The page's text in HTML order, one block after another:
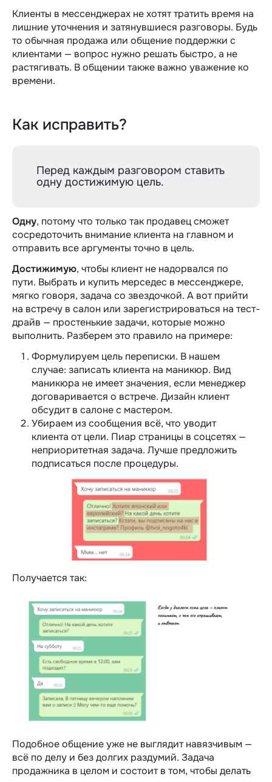
Клиенты в мессенджерах не хотят тратить время на
лишние уточнения и затянувшиеся разговоры. Будь
то обычная продажа или общение поддержки с
клиентами — вопрос нужно решать быстро, а не
растягивать. В общении также важно уважение ко
времени.
Как исправить?
Перед каждым разговором ставить
одну достижимую цель.
Одну, потому что только так продавец сможет
сосредоточить внимание клиента на главном и
отправить все аргументы точно в цель.
Достижимую, чтобы клиент не надорвался по
пути. Выбрать и купить мерседес в мессенджере,
мягко говоря, задача со звездочкой. А вот прийти
на встречу в салон или зарегистрироваться на тест-
драйв — простенькие задачи, которые можно
выполнить. Разберем это правило на примере:
Формулируем цель переписки. В нашем
случае: записать клиента на маникюр. Вид
маникюра не имеет значения, если менеджер
договаривается о встрече. Дизайн клиент
обсудит в салоне с мастером.
Убираем из сообщения всё, что уводит
клиента от цели. Пиар страницы в соцсетях —
неприоритетная задача. Лучше предложить
подписаться после процедуры.
Получается так:
Подобное общение уже не выглядит навязчивым —
всё по делу и без долгих раздумий. Задача
продажника в целом и состоит в том, чтобы делать